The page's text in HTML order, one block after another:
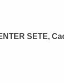
SETE,